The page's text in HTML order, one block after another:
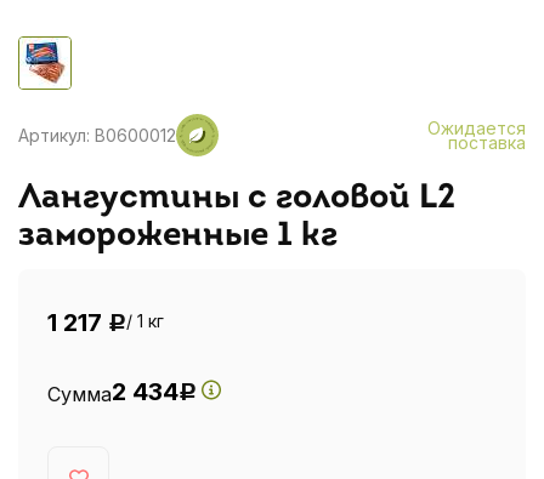
Артикул: B0600012 Ожидается
поставка
Лангустины с головой L2
замороженные 1 кг
1 217 Р/ 1 кг
Сумма2 434Р